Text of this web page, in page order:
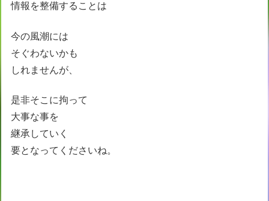
情報を整備することは
今の風潮には
そぐわないかも
しれませんが、
是非そこに拘って
大事な事を
継承していく
要となってくださいね。